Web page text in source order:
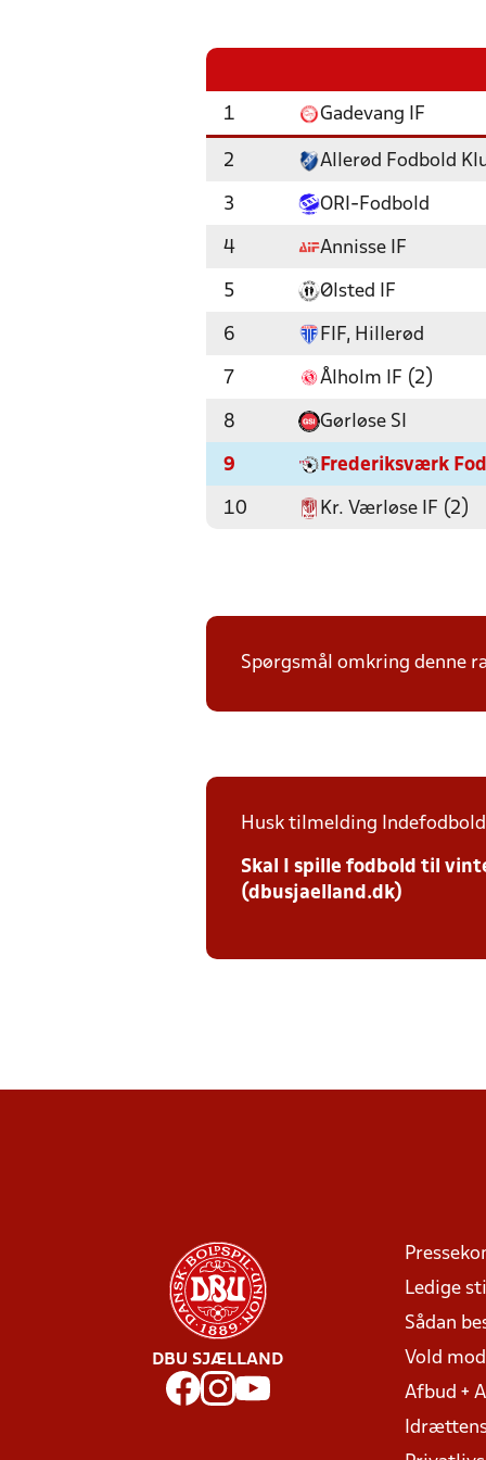
1 Gadevang IF
2 Allerød Fodbold
3 ORI-Fodbold
4 Annisse IF
5 Ølsted IF
6 FIF, Hillerød
7 Ålholm IF (2)
8 Gørløse SI
9 Frederiksværk
10 Kr. Værløse IF (2)
Spørgsmål omkring denne
Husk tilmelding
Skal I spille fodbold til
(dbusjaelland.dk)
DBU SJÆLLAND
Ledige
Sådan
Vold
Afbud +